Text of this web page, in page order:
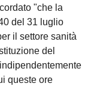
"che la
del 31 luglio
il settore sanità
del
queste ore